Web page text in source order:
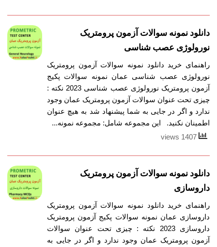
دانلود نمونه سوالات آزمون پرومتریک
نورولوژی عصب شناسی
راهنمای خرید دانلود نمونه سوالات آزمون پرومتریک
نورولوژی عصب شناسی عمان نمونه سوالات پکیج
آزمون پرومتریک نورولوژی عصب شناسی 2023 نکته :
چیزی تحت عنوان سوالات آزمون پرومتریک عمان وجود
ندارد و اگر در جایی به شما پیشنهاد شد به هیچ عنوان
اطمینان نکنید. این مجموعه شامل: مجموعه نمونه...
دانلود نمونه سوالات آزمون پرومتریک
داروسازی
راهنمای خرید دانلود نمونه سوالات آزمون پرومتریک
داروسازی عمان نمونه سوالات پکیج آزمون پرومتریک
داروسازی 2023 نکته : چیزی تحت عنوان سوالات
آزمون پرومتریک عمان وجود ندارد و اگر در جایی به